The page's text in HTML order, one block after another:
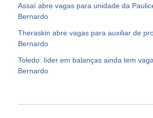
Assaí abre vagas para unidade da
Bernardo
Theraskin abre vagas para auxiliar de
Bernardo
Toledo: líder em balanças ainda tem
Bernardo